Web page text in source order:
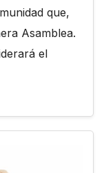
que,
Asamblea.
el